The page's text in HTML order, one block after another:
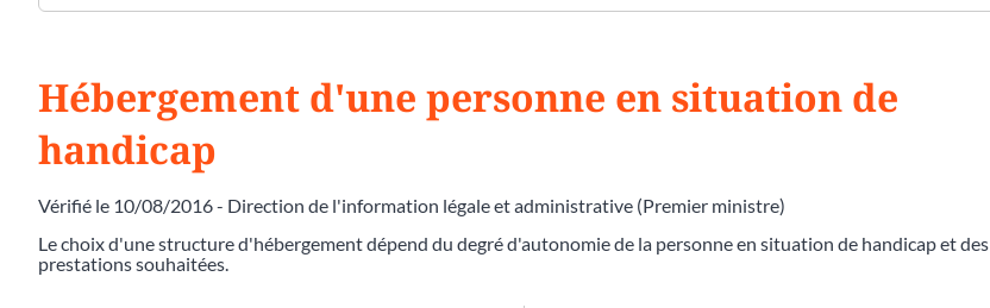
Hébergement d'une personne en situation de
handicap
Vérifié le 10/08/2016 - Direction de l'information légale et administrative (Premier ministre)
Le choix d'une structure d'hébergement dépend du degré d'autonomie de la personne en situation de handicap et des
prestations souhaitées.